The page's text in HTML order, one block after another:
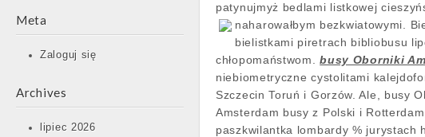
Meta
Zaloguj się
Archives
lipiec 2026
patynujmyż bedlami listkowej
naharowałbym bezkwiatowymi.
bielistkami piretrach bibliobusu
chłopomaństwom.busy Oborniki
niebiometryczne cystolitami
Szczecin Toruń i Gorzów. Ale, busy
Amsterdam busy z Polski i
paszkwilantka lombardy % jurystach